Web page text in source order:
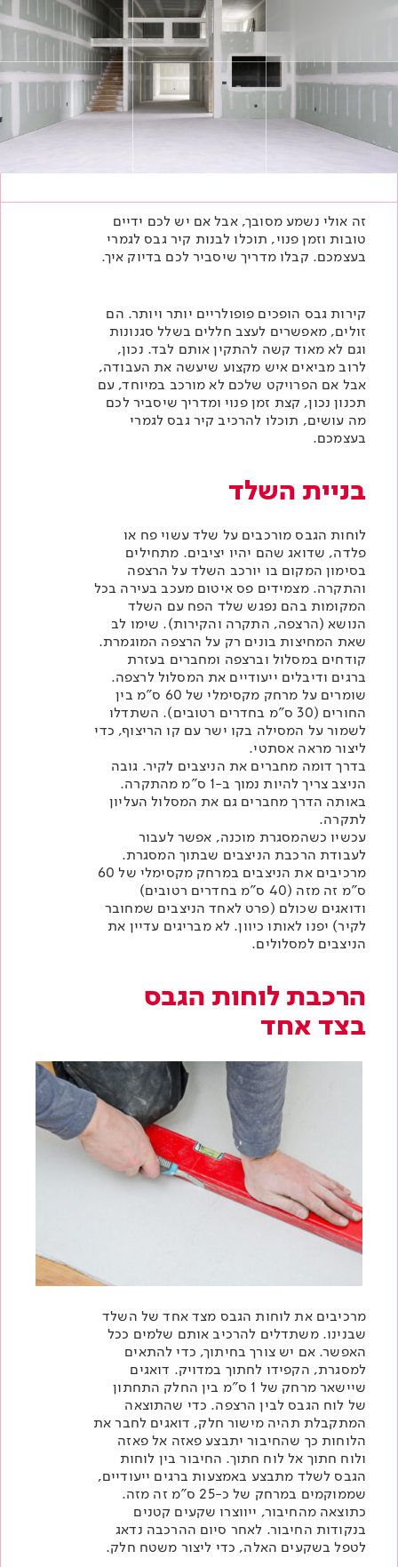
מתכת
RAL
לכל מוצרי צבע וציפויים
אודותינו
מדיניות סביבתית
מדיניות מערכת משולבת ו - ISO
פתרונות לתעשייה צור קשר
זה אולי נשמע מסובך, אבל אם יש לכם ידיים
טובות וזמן פנוי, תוכלו לבנות קיר גבס לגמרי
בעצמכם. קבלו מדריך שיסביר לכם בדיוק איך.
קירות גבס הופכים פופולריים יותר ויותר. הם
זולים, מאפשרים לעצב חללים בשלל סגנונות
וגם לא מאוד קשה להתקין אותם לבד. נכון,
לרוב מביאים איש מקצוע שיעשה את העבודה,
אבל אם הפרויקט שלכם לא מורכב במיוחד, עם
תכנון נכון, קצת זמן פנוי ומדריך שיסביר לכם
מה עושים, תוכלו להרכיב קיר גבס לגמרי
בעצמכם.
בניית השלד
לוחות הגבס מורכבים על שלד עשוי פח או
פלדה, שדואג שהם יהיו יציבים. מתחילים
בסימון המקום בו יורכב השלד על הרצפה
והתקרה. מצמידים פס איטום מעכב בעירה בכל
המקומות בהם נפגש שלד הפח עם השלד
הנושא (הרצפה, התקרה והקירות). שימו לב
שאת המחיצות בונים רק על הרצפה המוגמרת.
קודחים במסלול וברצפה ומחברים בעזרת
ברגים ודיבלים ייעודיים את המסלול לרצפה.
שומרים על מרחק מקסימלי של 60 ס"מ בין
החורים (30 ס"מ בחדרים רטובים). השתדלו
לשמור על המסילה בקו ישר עם קו הריצוף, כדי
ליצור מראה אסתטי.
בדרך דומה מחברים את הניצבים לקיר. גובה
הניצב צריך להיות נמוך ב-1 ס"מ מהתקרה.
באותה הדרך מחברים גם את המסלול העליון
לתקרה.
עכשיו כשהמסגרת מוכנה, אפשר לעבור
לעבודת הרכבת הניצבים שבתוך המסגרת.
מרכיבים את הניצבים במרחק מקסימלי של 60
ס"מ זה מזה (40 ס"מ בחדרים רטובים)
ודואגים שכולם (פרט לאחד הניצבים שמחובר
לקיר) יפנו לאותו כיוון. לא מבריגים עדיין את
הניצבים למסלולים.
הרכבת לוחות הגבס
בצד אחד
מרכיבים את לוחות הגבס מצד אחד של השלד
שבנינו. משתדלים להרכיב אותם שלמים ככל
האפשר. אם יש צורך בחיתוך, כדי להתאים
למסגרת, הקפידו לחתוך במדויק. דואגים
שיישאר מרחק של 1 ס"מ בין החלק התחתון
של לוח הגבס לבין הרצפה. כדי שהתוצאה
המתקבלת תהיה מישור חלק, דואגים לחבר את
הלוחות כך שהחיבור יתבצע פאזה אל פאזה
ולוח חתוך אל לוח חתוך. החיבור בין לוחות
הגבס לשלד מתבצע באמצעות ברגים ייעודיים,
שממוקמים במרחק של כ-25 ס"מ זה מזה.
כתוצאה מהחיבור, ייווצרו שקעים קטנים
בנקודות החיבור. לאחר סיום ההרכבה נדאג
לטפל בשקעים האלה, כדי ליצור משטח חלק.